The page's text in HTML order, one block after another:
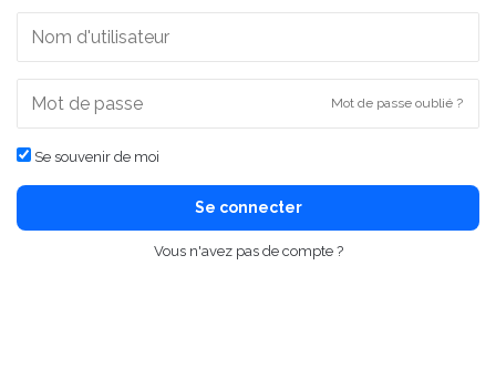
Mot de passe oublié ?
Se souvenir de moi
Se connecter
Vous n'avez pas de compte ?